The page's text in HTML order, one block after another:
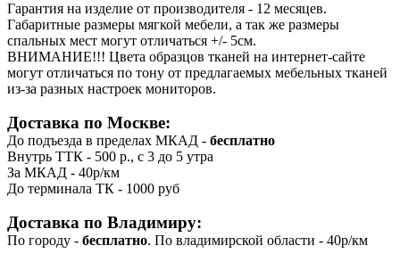
Гарантия на изделие от производителя - 12 месяцев.
Габаритные размеры мягкой мебели, а так же размеры
спальных мест могут отличаться +/- 5см.
ВНИМАНИЕ!!! Цвета образцов тканей на интернет-сайте
могут отличаться по тону от предлагаемых мебельных тканей
из-за разных настроек мониторов.
Доставка по Москве:
До подъезда в пределах МКАД - бесплатно
Внутрь ТТК - 500 р., с 3 до 5 утра
За МКАД - 40р/км
До терминала ТК - 1000 руб
Доставка по Владимиру:
По городу - бесплатно. По владимирской области - 40р/км